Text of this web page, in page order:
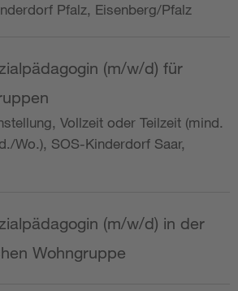
Pfalz, Eisenberg/Pfalz
(m/w/d) für
Vollzeit oder Teilzeit (mind.
Wo.), SOS-Kinderdorf Saar,
(m/w/d) in der
Wohngruppe